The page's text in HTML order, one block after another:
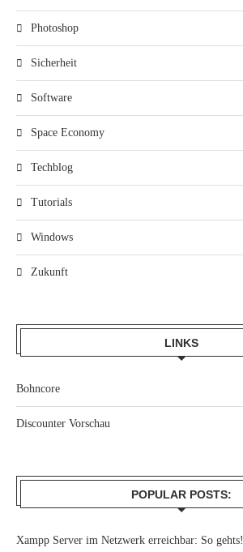
Photoshop
Sicherheit
Software
Space Economy
Techblog
Tutorials
Windows
Zukunft
LINKS
Bohncore
Discounter Vorschau
POPULAR POSTS:
Xampp Server im Netzwerk erreichbar: So gehts!